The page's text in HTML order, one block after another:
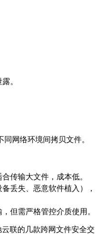
。
网络环境间拷贝文件。
传输大文件，成本低。
丢失、恶意软件植入），
但需严格管控介质使用。
联的几款跨网文件安全交